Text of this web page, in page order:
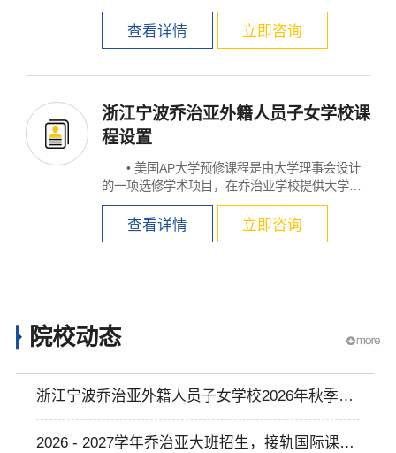
具备创造力、...
查看详情 立即咨询
浙江宁波乔治亚外籍人员子女学校课
程设置
• 美国AP大学预修课程是由大学理事会设计
的一项选修学术项目，在乔治亚学校提供大学阶
段课程给...
查看详情 立即咨询
院校动态
浙江宁波乔治亚外籍人员子女学校2026年秋季校
长奖学金开放申请，最高全额学费减免助力学生
2026 - 2027学年乔治亚大班招生，接轨国际课程